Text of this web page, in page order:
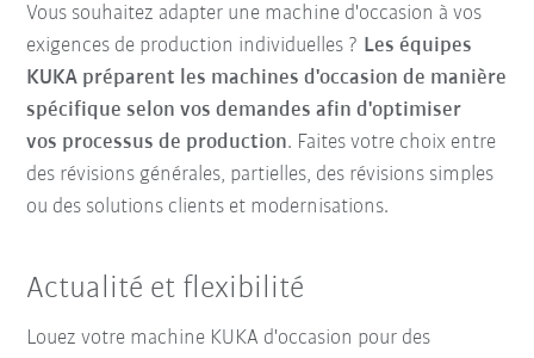
Vous souhaitez adapter une machine d'occasion à vos
exigences de production individuelles ? Les équipes
KUKA préparent les machines d'occasion de manière
spécifique selon vos demandes afin d'optimiser
vos processus de production. Faites votre choix entre
des révisions générales, partielles, des révisions simples
ou des solutions clients et modernisations.
Actualité et flexibilité
Louez votre machine KUKA d'occasion pour des